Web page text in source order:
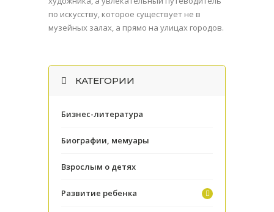
по искусству, которое существует не в
музейных залах, а прямо на улицах городов.
КАТЕГОРИИ
Бизнес-литература
Биографии, мемуары
Взрослым о детях
Развитие ребенка